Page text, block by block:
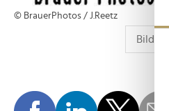
© BrauerPhotos / J.Reetz